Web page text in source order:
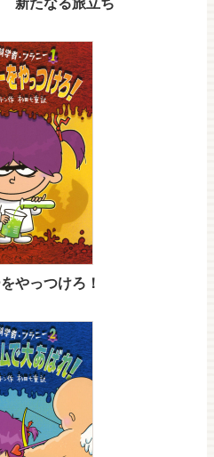
新たなる旅立ち
やっつけろ！